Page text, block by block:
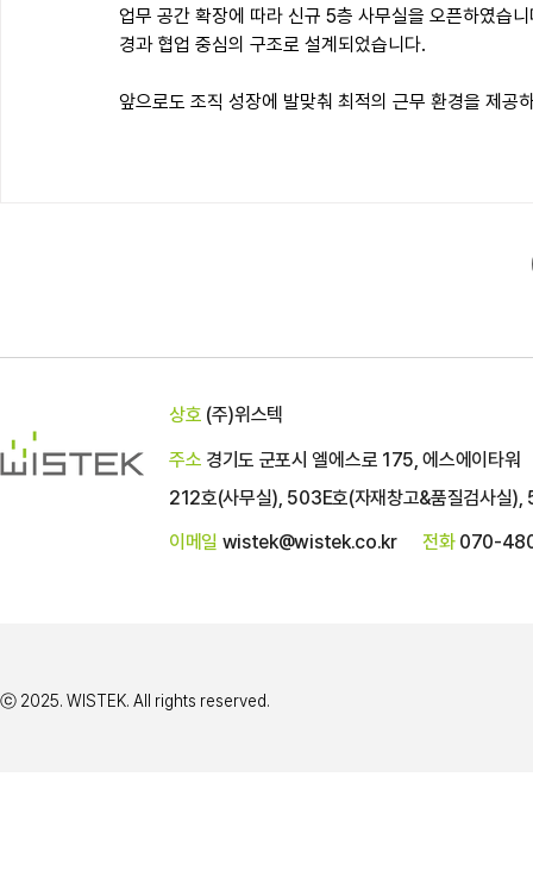
업무 공간 확장에 따라 신규 5층 사무실을 오픈하였습
경과 협업 중심의 구조로 설계되었습니다.
앞으로도 조직 성장에 발맞춰 최적의 근무 환경을 제공
상호 (주)위스텍
주소 경기도 군포시 엘에스로 175, 에스에이타워
212호(사무실), 503E호(자재창고&품질검사실
이메일 wistek@wistek.co.kr 전화 070-
ⓒ 2025. WISTEK. All rights reserved.